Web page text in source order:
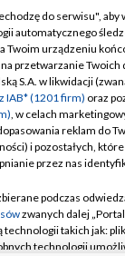
TVP
Abonament
Sklep TVP
Biuro
Oferta
Emisja w TVP
Rada
Regulamin
Polityka
Moje zgody
Biuro
Kanały
do serwisu", aby
automatycznego
Twoim urządzeniu
przetwarzanie Twoich
S.A. w likwidacji
IAB* (1201 firm) oraz
, w celach
reklam do
i pozostałych,
przez nas
podczas
zwanych dalej
technologii takich jak:
technologii